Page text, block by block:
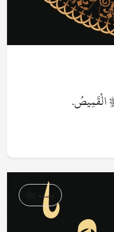
الْقَمِيصُ.
وصفه ﷺ